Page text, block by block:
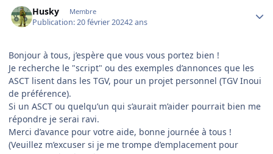
Husky Membre
Publication:20 février 20242 ans
Bonjour à tous, j’espère que vous vous portez bien !
Je recherche le "script" ou des exemples d’annonces que les
ASCT lisent dans les TGV, pour un projet personnel (TGV Inoui
de préférence).
Si un ASCT ou quelqu’un qui s’aurait m’aider pourrait bien me
répondre je serai ravi.
Merci d’avance pour votre aide, bonne journée à tous !
(Veuillez m’excuser si je me trompe d’emplacement pour